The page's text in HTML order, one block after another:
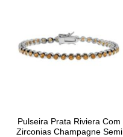
Pulseira Prata Riviera Com
Zirconias Champagne Semi